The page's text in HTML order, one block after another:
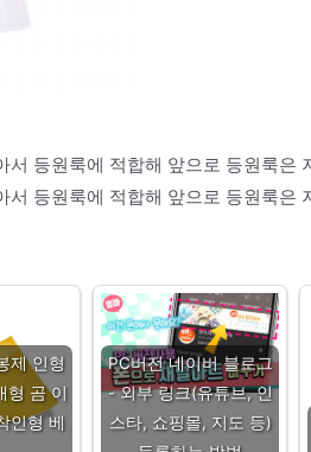
등원룩에 적합해 앞으로 등원룩은
등원룩에 적합해 앞으로 등원룩은
제 인형
형 곰 이
인형 베
PC버전 네이버 블로그
- 외부 링크(유튜브, 인
스타, 쇼핑몰, 지도 등)